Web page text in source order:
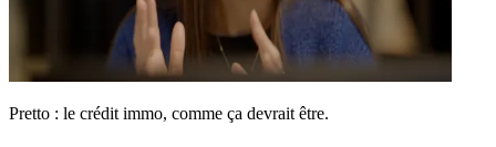
Pretto : le crédit immo, comme ça devrait être.